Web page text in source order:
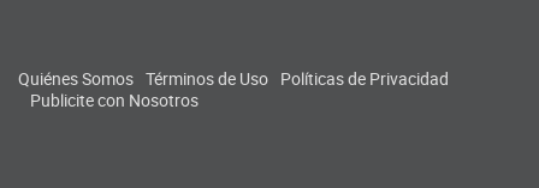
Quiénes Somos Términos de Uso Políticas de Privacidad
Publicite con Nosotros